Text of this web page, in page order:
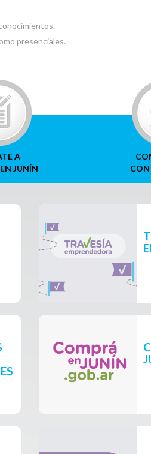
presenciales.
A
JUNÍN